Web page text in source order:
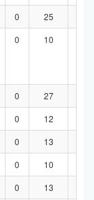
0 25
0 10
0 27
0 12
0 13
0 10
0 13